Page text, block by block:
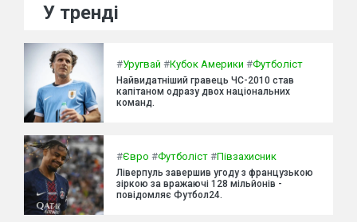
У тренді
#Уругвай #Кубок Америки #Футболіст
Найвидатніший гравець ЧС-2010 став
капітаном одразу двох національних
команд.
#Євро #Футболіст #Півзахисник
Ліверпуль завершив угоду з французькою
зіркою за вражаючі 128 мільйонів -
повідомляє Футбол24.